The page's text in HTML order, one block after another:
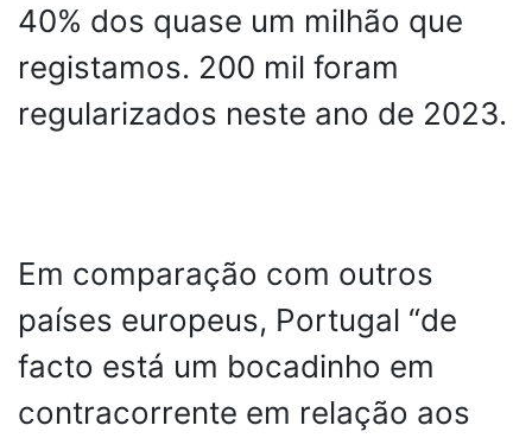
40% dos quase um milhão que
registamos. 200 mil foram
regularizados neste ano de 2023.
Em comparação com outros
países europeus, Portugal “de
facto está um bocadinho em
contracorrente em relação aos